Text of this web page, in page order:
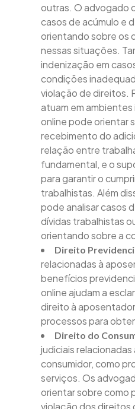
outras. O advogado
casos de acúmulo e
orientando sobre os
nessas situações.
indenização em
condições
violação de direitos.
atuam em
online pode orientar
recebimento do
relação entre
fundamental, e o
para garantir o
trabalhistas. Além
pode analisar casos
dívidas trabalhistas
orientando sobre a
Direito
relacionadas à
benefícios
online ajudam a
direito à
processos para
Direito do
judiciais
consumidor, como
serviços. Os
orientar sobre como
violação dos direitos